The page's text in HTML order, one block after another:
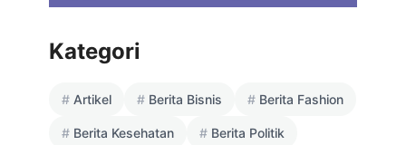
Kategori
Artikel Berita Bisnis Berita Fashion
Berita Kesehatan Berita Politik